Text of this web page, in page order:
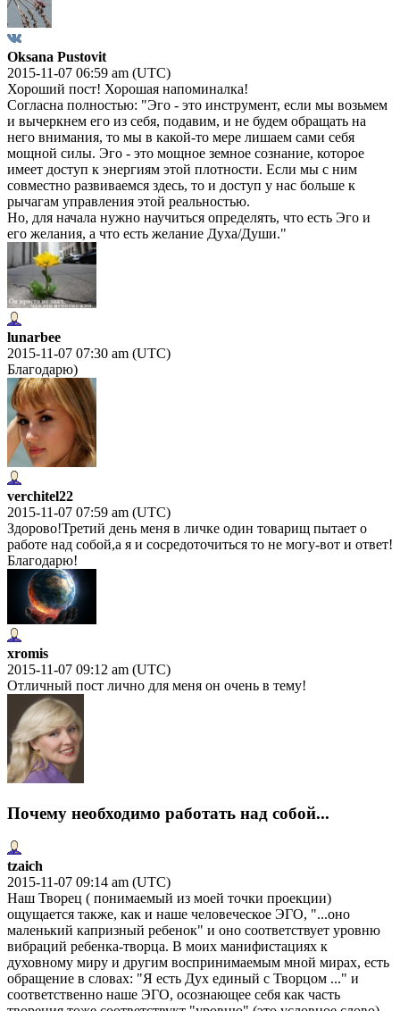
Oksana Pustovit
2015-11-07 06:59 am (UTC)
Хороший пост! Хорошая напоминалка!
Согласна полностью: "Эго - это инструмент, если мы возьмем
и вычеркнем его из себя, подавим, и не будем обращать на
него внимания, то мы в какой-то мере лишаем сами себя
мощной силы. Эго - это мощное земное сознание, которое
имеет доступ к энергиям этой плотности. Если мы с ним
совместно развиваемся здесь, то и доступ у нас больше к
рычагам управления этой реальностью.
Но, для начала нужно научиться определять, что есть Эго и
его желания, а что есть желание Духа/Души."
lunarbee
2015-11-07 07:30 am (UTC)
Благодарю)
verchitel22
2015-11-07 07:59 am (UTC)
Здорово!Третий день меня в личке один товарищ пытает о
работе над собой,а я и сосредоточиться то не могу-вот и ответ!
Благодарю!
xromis
2015-11-07 09:12 am (UTC)
Отличный пост лично для меня он очень в тему!
Почему необходимо работать над собой...
tzaich
2015-11-07 09:14 am (UTC)
Наш Творец ( понимаемый из моей точки проекции)
ощущается также, как и наше человеческое ЭГО, "...оно
маленький капризный ребенок" и оно соответствует уровню
вибраций ребенка-творца. В моих манифистациях к
духовному миру и другим воспринимаемым мной мирах, есть
обращение в словах: "Я есть Дух единый с Творцом ..." и
соответственно наше ЭГО, осознающее себя как часть